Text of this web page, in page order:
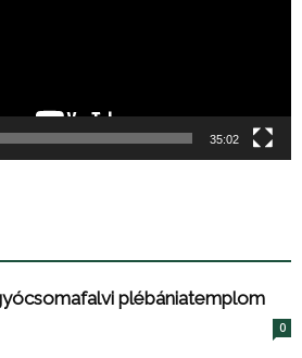
35:02
plébániatemplom
0